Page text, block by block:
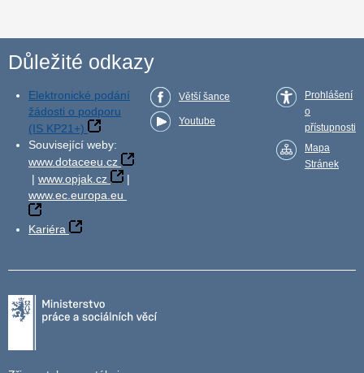
Důležité odkazy
Elektronické podání
žádosti o podporu
(IS KP21+)
Související weby:
www.dotaceeu.cz
| www.opjak.cz
|
www.ec.europa.eu
Kariéra
Větší šance
Youtube
Prohlášení
o
přístupnosti
Mapa
Stránek